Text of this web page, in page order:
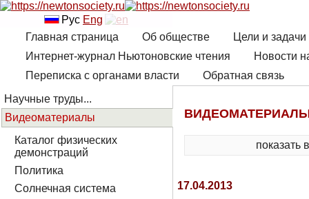
Рус Eng
Главная страница
Об обществе
Цели и
Интернет-журнал Ньютоновские чтения
Новости
Переписка с органами власти
Обратная связь
показать
17.04.2013
Научные труды...
Видеоматериалы
Каталог физических
демонстраций
Политика
Солнечная система